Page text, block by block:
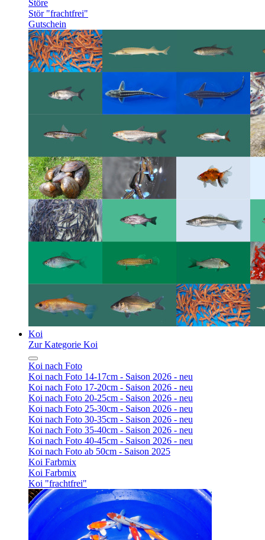
Störe
Stör "frachtfrei"
Gutschein
Koi
Zur Kategorie Koi
Koi nach Foto
Koi nach Foto 14-17cm - Saison 2026 - neu
Koi nach Foto 17-20cm - Saison 2026 - neu
Koi nach Foto 20-25cm - Saison 2026 - neu
Koi nach Foto 25-30cm - Saison 2026 - neu
Koi nach Foto 30-35cm - Saison 2026 - neu
Koi nach Foto 35-40cm - Saison 2026 - neu
Koi nach Foto 40-45cm - Saison 2026 - neu
Koi nach Foto ab 50cm - Saison 2025
Koi Farbmix
Koi Farbmix
Koi "frachtfrei"